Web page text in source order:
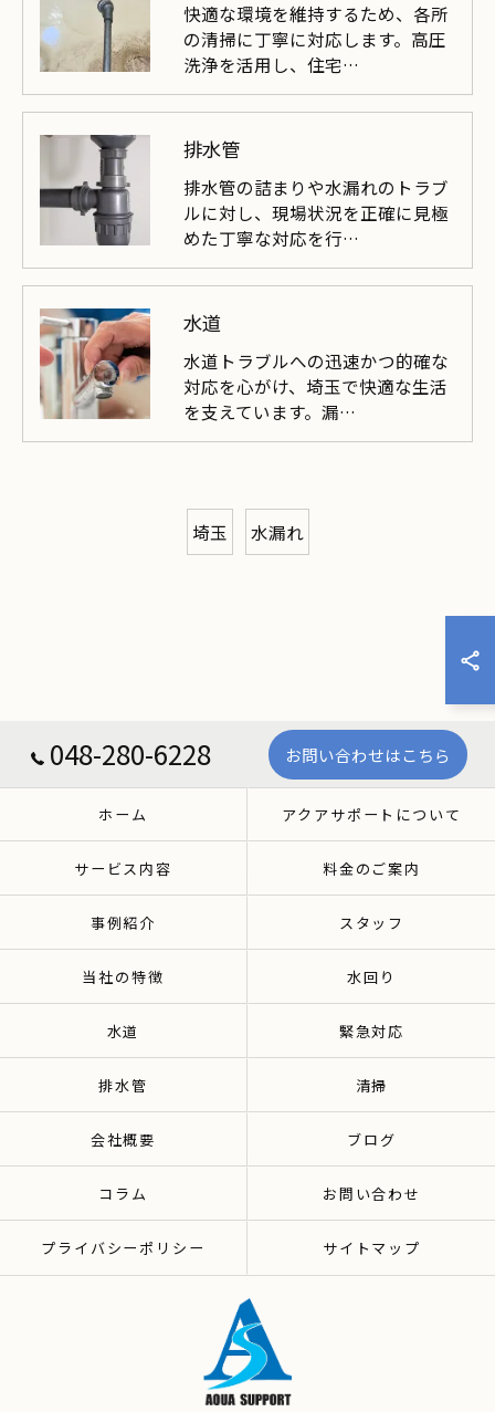
快適な環境を維持するため、各所
の清掃に丁寧に対応します。高圧
洗浄を活用し、住宅…
排水管
排水管の詰まりや水漏れのトラブ
ルに対し、現場状況を正確に見極
めた丁寧な対応を行…
水道
水道トラブルへの迅速かつ的確な
対応を心がけ、埼玉で快適な生活
を支えています。漏…
埼玉 水漏れ
048-280-6228 お問い合わせはこちら
ホーム アクアサポートについて
サービス内容 料金のご案内
事例紹介 スタッフ
当社の特徴 水回り
水道 緊急対応
排水管 清掃
会社概要 ブログ
コラム お問い合わせ
プライバシーポリシー サイトマップ